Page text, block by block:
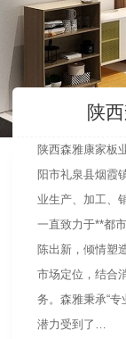
陕
陕西森雅康家板
阳市礼泉县烟霞
业生产、加工、
一直致力于**都
陈出新，倾情塑
市场定位，结合
务。森雅秉承“
潜力受到了…